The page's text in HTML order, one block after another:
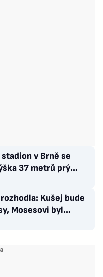
stadion v Brně se
37 metrů prý
na centrum
Kušej bude
Mosesovi byl
trestu